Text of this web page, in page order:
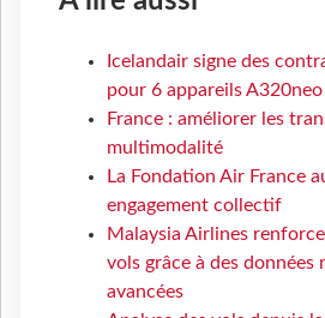
Icelandair signe des
pour 6 appareils A320neo
France : améliorer les
multimodalité
La Fondation Air France
engagement collectif
Malaysia Airlines
vols grâce à des données
avancées